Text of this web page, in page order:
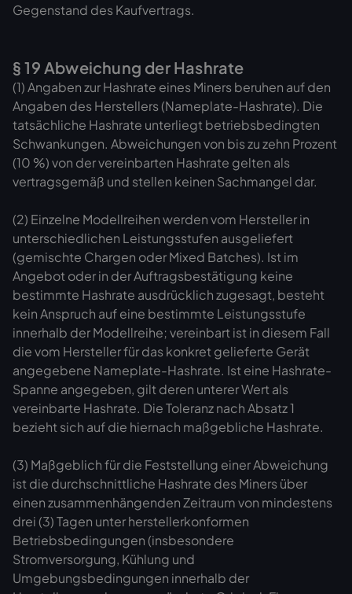
Gegenstand des Kaufvertrags.
§ 19 Abweichung der Hashrate
(1) Angaben zur Hashrate eines Miners beruhen auf den
Angaben des Herstellers (Nameplate-Hashrate). Die
tatsächliche Hashrate unterliegt betriebsbedingten
Schwankungen. Abweichungen von bis zu zehn Prozent
(10 %) von der vereinbarten Hashrate gelten als
vertragsgemäß und stellen keinen Sachmangel dar.
(2) Einzelne Modellreihen werden vom Hersteller in
unterschiedlichen Leistungsstufen ausgeliefert
(gemischte Chargen oder Mixed Batches). Ist im
Angebot oder in der Auftragsbestätigung keine
bestimmte Hashrate ausdrücklich zugesagt, besteht
kein Anspruch auf eine bestimmte Leistungsstufe
innerhalb der Modellreihe; vereinbart ist in diesem Fall
die vom Hersteller für das konkret gelieferte Gerät
angegebene Nameplate-Hashrate. Ist eine Hashrate-
Spanne angegeben, gilt deren unterer Wert als
vereinbarte Hashrate. Die Toleranz nach Absatz 1
bezieht sich auf die hiernach maßgebliche Hashrate.
(3) Maßgeblich für die Feststellung einer Abweichung
ist die durchschnittliche Hashrate des Miners über
einen zusammenhängenden Zeitraum von mindestens
drei (3) Tagen unter herstellerkonformen
Betriebsbedingungen (insbesondere
Stromversorgung, Kühlung und
Umgebungsbedingungen innerhalb der